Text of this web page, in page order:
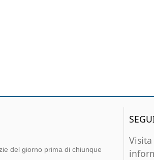
del giorno prima di chiunque